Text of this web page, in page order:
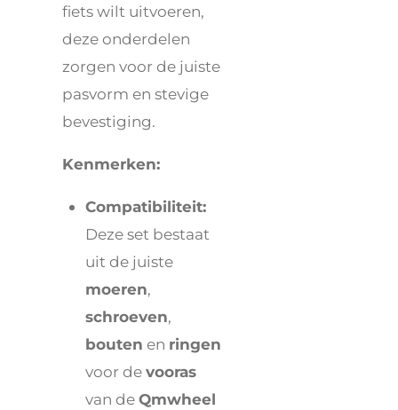
fiets wilt uitvoeren,
deze onderdelen
zorgen voor de juiste
pasvorm en stevige
bevestiging.
Kenmerken:
Compatibiliteit:
Deze set bestaat
uit de juiste
moeren,
schroeven,
bouten en ringen
voor devooras
van deQmwheel